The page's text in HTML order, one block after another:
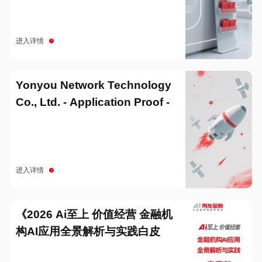
进入详情
Yonyou Network Technology
Co., Ltd. - Application Proof -
进入详情
《2026 Ai至上 价值经营 金融机
构AI应用全景解析与实践白皮